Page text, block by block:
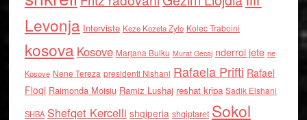
Levonja Interviste Keze Kozeta Zylo Kolec Traboini
kosova Kosove Marjana Bulku Murat Gecaj nderroi jete ne
Kosove Nene Tereza presidenti Nishani Rafaela Prifti Rafael
Floqi Raimonda Moisiu Ramiz Lushaj reshat kripa Sadik Elshani
SHBA Shefqet Kercelli shqiperia shqiptaret Sokol